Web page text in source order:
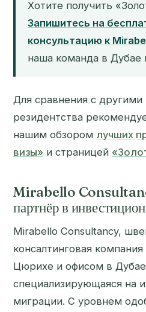
Хотите получить
Запишитесь на
консультацию к
наша команда в Дубае
Для сравнения с
резидентства
нашим обзором лучших
визы» и страницей
Mirabello
партнёр в
Mirabello Consultancy,
консалтинговая
Цюрихе и офисом в
специализирующаяся на
миграции. С уровнем